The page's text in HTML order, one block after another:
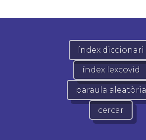
índex diccionari
índex lexcovid
paraula aleatòria
cercar